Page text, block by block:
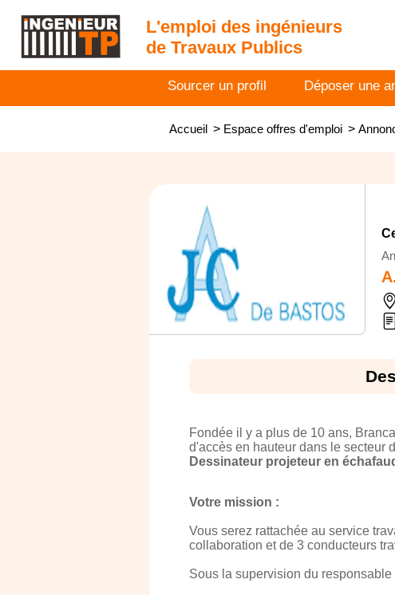
L'emploi des ingénieurs
de Travaux Publics
Sourcer un profil Déposer une
Accueil > Espace offres d'emploi >
Fondée il y a plus de 10 ans,
d'accès en hauteur dans le secteur
Dessinateur projeteur en
Votre mission :
Vous serez rattachée au service
collaboration et de 3 conducteurs
Sous la supervision du